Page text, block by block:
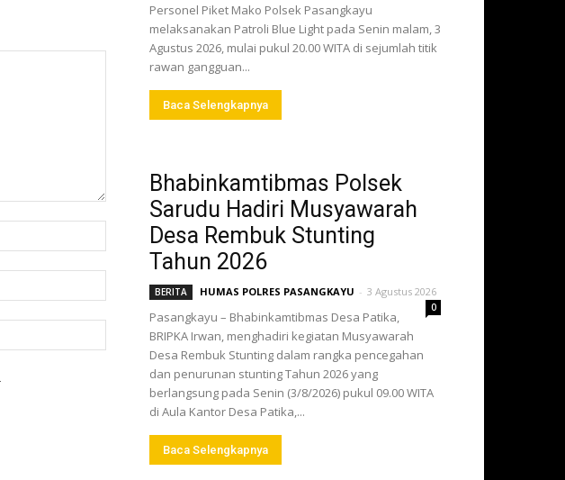
Personel Piket Mako Polsek Pasangkayu
melaksanakan Patroli Blue Light pada Senin malam, 3
Agustus 2026, mulai pukul 20.00 WITA di sejumlah titik
rawan gangguan...
Baca Selengkapnya
Bhabinkamtibmas Polsek
Sarudu Hadiri Musyawarah
Desa Rembuk Stunting
Tahun 2026
BERITA HUMAS POLRES PASANGKAYU - 3 Agustus 2026
0
Pasangkayu – Bhabinkamtibmas Desa Patika,
BRIPKA Irwan, menghadiri kegiatan Musyawarah
Desa Rembuk Stunting dalam rangka pencegahan
dan penurunan stunting Tahun 2026 yang
berlangsung pada Senin (3/8/2026) pukul 09.00 WITA
di Aula Kantor Desa Patika,...
Baca Selengkapnya